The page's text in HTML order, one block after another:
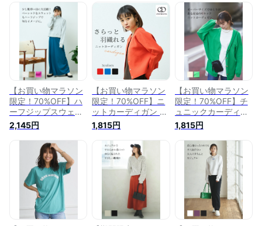
【お買い物マラソン
限定！70%OFF】ハ
ーフジップスウェッ
ト ジップ スウェッ
ト プルオーバー レ
ディース おしゃれ
オシャレ ゆったり
かわいい 可愛い き
れいめ 無地 裏毛 グ
レー カーキ パープ
ル フリーサイズ 大
人カジュアル オール
シーズン 秋冬
2,145円
【お買い物マラソン
限定！70%OFF】ニ
ットカーディガン カ
ーディガン レディー
ス ニット カーデ シ
ョート丈 かわいい
可愛い おしゃれ オ
シャレ きれいめ フ
ォーマル カジュアル
オレンジ ブルー ブ
ラック フリーサイズ
大人カジュアル 秋冬
ODORATA オドラタ
1,815円
【お買い物マラソン
限定！70%OFF】チ
ュニックカーディガ
ン チュニック カー
ディガン レディース
体型カバー オーバー
サイズ ゆったり お
しゃれ オシャレ か
わいい 可愛い きれ
いめ 長袖 カジュア
ル オフホワイト グ
リーン 大人カジュア
ル 秋冬 ODORATA
1,815円